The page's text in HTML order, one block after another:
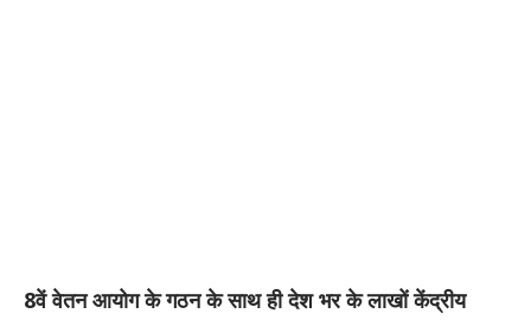
8वें वेतन आयोग के गठन के साथ ही देश भर के लाखों केंद्रीय